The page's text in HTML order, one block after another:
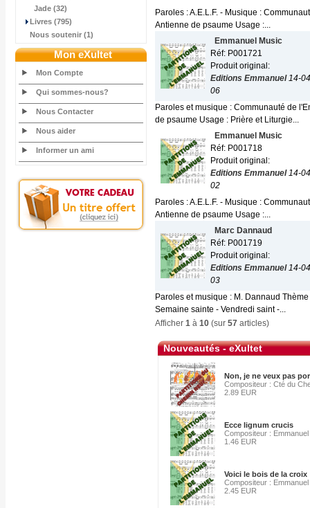
Jade (32)
Livres (795)
Nous soutenir (1)
Mon eXultet
Mon Compte
Qui sommes-nous?
Nous Contacter
Nous aider
Informer un ami
Paroles : A.E.L.F. - Musique :
Antienne de psaume Usage :...
Emmanuel Music
Réf: P001721
Produit original:
Editions Emmanuel14-
06
Paroles et musique : Communauté de
de psaume Usage : Prière et Liturgie...
Emmanuel Music
Réf: P001718
Produit original:
Editions Emmanuel14-
02
Paroles : A.E.L.F. - Musique :
Antienne de psaume Usage :...
Marc Dannaud
Réf: P001719
Produit original:
Editions Emmanuel14-
03
Paroles et musique : M. Dannaud
Semaine sainte - Vendredi saint -...
Afficher 1 à 10 (sur 57 articles)
Nouveautés - eXultet
Non, je ne veux pas
Compositeur : Cté du
2.89 EUR
Ecce lignum crucis
Compositeur :
1.46 EUR
Voici le bois de la croix
Compositeur :
2.45 EUR